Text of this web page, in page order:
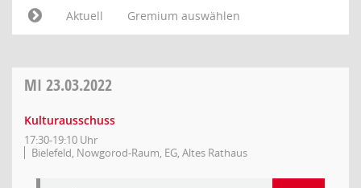
Aktuell
Gremium auswählen
MI 23.03.2022
Kulturausschuss
17:30-19:10 Uhr
Bielefeld, Nowgorod-Raum, EG, Altes Rathaus